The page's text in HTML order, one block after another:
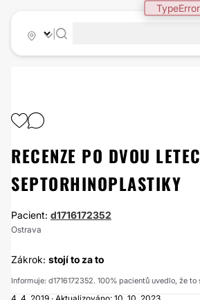
RECENZE PO DVOU
SEPTORHINOPLASTIKY
Pacient: d1716172352
Ostrava
Zákrok: stojí to za to
Informuje: d1716172352. 100% pacientů uvedlo, že to